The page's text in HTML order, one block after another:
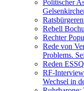
Politischer
Rebell
Rechter
Rede von
Problems.
Reden
RF-
Wechsel in